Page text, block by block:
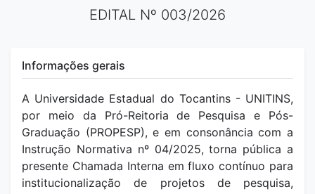
EDITAL Nº 003/2026
Informações gerais
A Universidade Estadual do Tocantins - UNITINS,
por meio da Pró-Reitoria de Pesquisa e Pós-
Graduação (PROPESP), e em consonância com a
Instrução Normativa nº 04/2025, torna pública a
presente Chamada Interna em fluxo contínuo para
institucionalização de projetos de pesquisa,